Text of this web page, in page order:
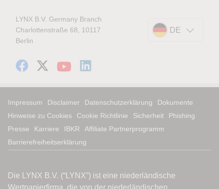
LYNX B.V. Germany Branch
Charlottenstraße 68, 10117
Berlin
DE
Impressum Disclaimer Datenschutzerklärung
Dokumente
Hinweise zu Cookies
Cookie Richtlinie Sicherheit
Phishing
Presse
Karriere IBKR
Affiliate Partnerprogramm
Barrierefreiheitserklärung